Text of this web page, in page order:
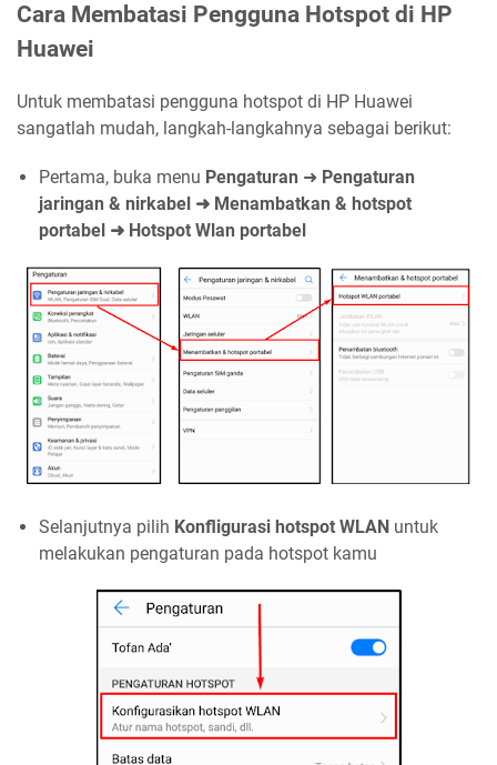
Cara Membatasi Pengguna Hotspot di HP
Huawei
Untuk membatasi pengguna hotspot di HP Huawei
sangatlah mudah, langkah-langkahnya sebagai berikut:
Pertama, buka menu Pengaturan ➜ Pengaturan
jaringan & nirkabel ➜ Menambatkan & hotspot
portabel ➜ Hotspot Wlan portabel
Selanjutnya pilih Konfligurasi hotspot WLAN untuk
melakukan pengaturan pada hotspot kamu